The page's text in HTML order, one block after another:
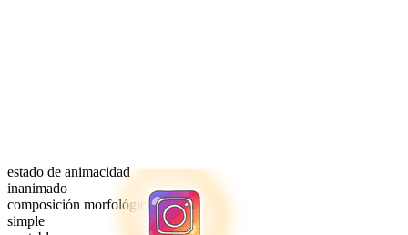
estado de animacidad
inanimado
composición morfológica
simple